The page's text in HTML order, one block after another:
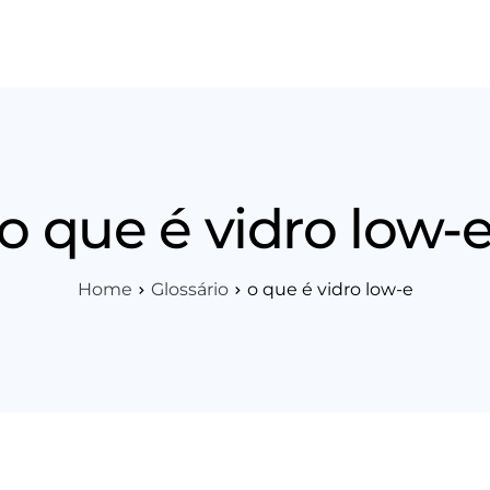
que é vidro low-
Home Glossário o que é vidro low-e